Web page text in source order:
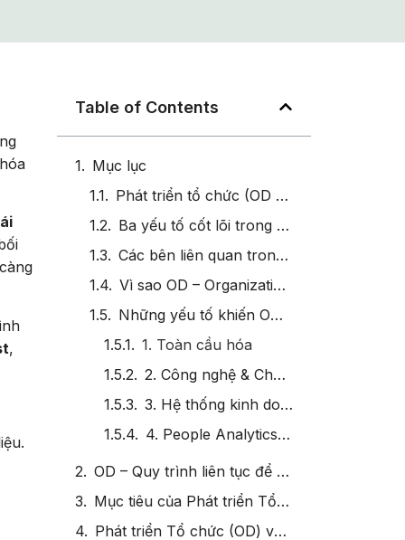
,
Table of Contents
Mục lục
Phát triển tổ chức (OD – Organizational Development) là gì?
Ba yếu tố cốt lõi trong định nghĩa OD – Phát triển Tổ chức
Các bên liên quan trong Phát triển Tổ chức (OD)
Vì sao OD – Organizational Development (Phát triển Tổ chức) trở nên thiết yếu trong bối cảnh VUCA?
Những yếu tố khiến OD trở nên thiết yếu
1. Toàn cầu hóa
2. Công nghệ & Chuyển đổi số
3. Hệ thống kinh doanh & dữ liệu
4. People Analytics & Nhân sự số
OD – Quy trình liên tục để sống trong VUCA
Mục tiêu của Phát triển Tổ chức (OD – Organizational Development)
Phát triển Tổ chức (OD) vs. Quản trị Nhân sự (HR)